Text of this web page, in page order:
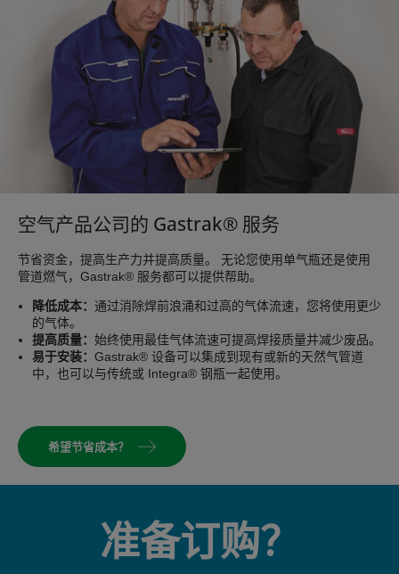
空气产品公司的 Gastrak® 服务
节省资金，提高生产力并提高质量。 无论您使用单气瓶还是使用
管道燃气，Gastrak® 服务都可以提供帮助。
降低成本： 通过消除焊前浪涌和过高的气体流速，您将使用更少
的气体。
提高质量： 始终使用最佳气体流速可提高焊接质量并减少废品。
易于安装： Gastrak® 设备可以集成到现有或新的天然气管道
中，也可以与传统或 Integra® 钢瓶一起使用。
希望节省成本？
准备订购？